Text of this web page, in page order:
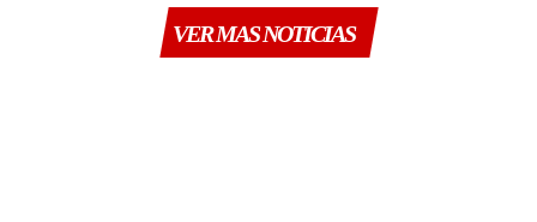
VER MAS NOTICIAS